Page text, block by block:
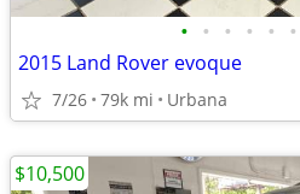
• • • • • •
2015 Land Rover evoque
7/26 79k mi Urbana
$10,500